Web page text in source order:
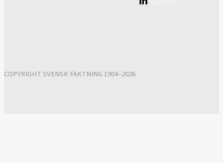
COPYRIGHT SVENSK FÄKTNING 1904–2026